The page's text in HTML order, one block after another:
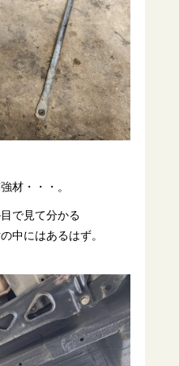
材・・・。
で見て分かる
中にはあるはず。